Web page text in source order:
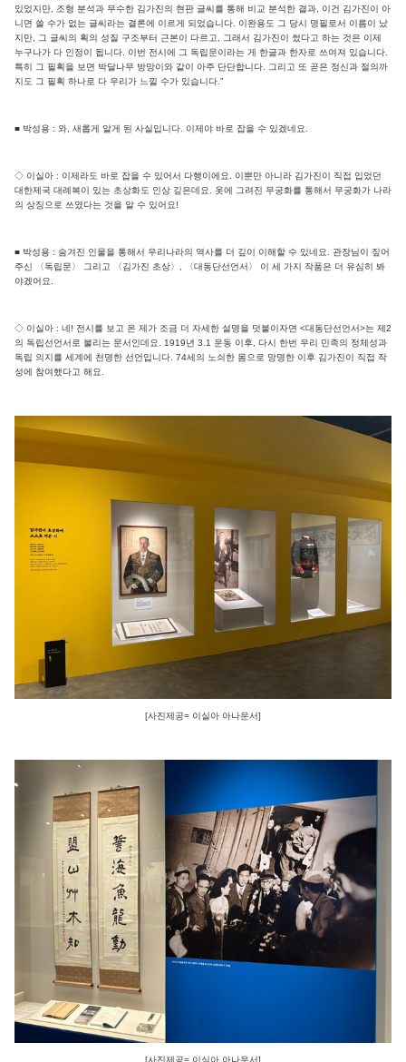
있었지만, 조형 분석과 무수한 김가진의 현판 글씨를 통해 비교 분석한 결과, 이건 김가진이 아
니면 쓸 수가 없는 글씨라는 결론에 이르게 되었습니다. 이완용도 그 당시 명필로서 이름이 났
지만, 그 글씨의 획의 성질 구조부터 근본이 다르고, 그래서 김가진이 썼다고 하는 것은 이제
누구나가 다 인정이 됩니다. 이번 전시에 그 독립문이라는 게 한글과 한자로 쓰여져 있습니다.
특히 그 필획을 보면 박달나무 방망이와 같이 아주 단단합니다. 그리고 또 곧은 정신과 절의까
지도 그 필획 하나로 다 우리가 느낄 수가 있습니다.”
■ 박성용 : 와, 새롭게 알게 된 사실입니다. 이제야 바로 잡을 수 있겠네요.
◇ 이실아 : 이제라도 바로 잡을 수 있어서 다행이에요. 이뿐만 아니라 김가진이 직접 입었던
대한제국 대례복이 있는 초상화도 인상 깊은데요. 옷에 그려진 무궁화를 통해서 무궁화가 나라
의 상징으로 쓰였다는 것을 알 수 있어요!
■ 박성용 : 숨겨진 인물을 통해서 우리나라의 역사를 더 깊이 이해할 수 있네요. 관장님이 짚어
주신 〈독립문〉 그리고 〈김가진 초상〉, 〈대동단선언서〉 이 세 가지 작품은 더 유심히 봐
야겠어요.
◇ 이실아 : 네! 전시를 보고 온 제가 조금 더 자세한 설명을 덧붙이자면 <대동단선언서>는 제2
의 독립선언서로 불리는 문서인데요. 1919년 3.1 운동 이후, 다시 한번 우리 민족의 정체성과
독립 의지를 세계에 천명한 선언입니다. 74세의 노쇠한 몸으로 망명한 이후 김가진이 직접 작
성에 참여했다고 해요.
[사진제공= 이실아 아나운서]
[사진제공= 이실아 아나운서]